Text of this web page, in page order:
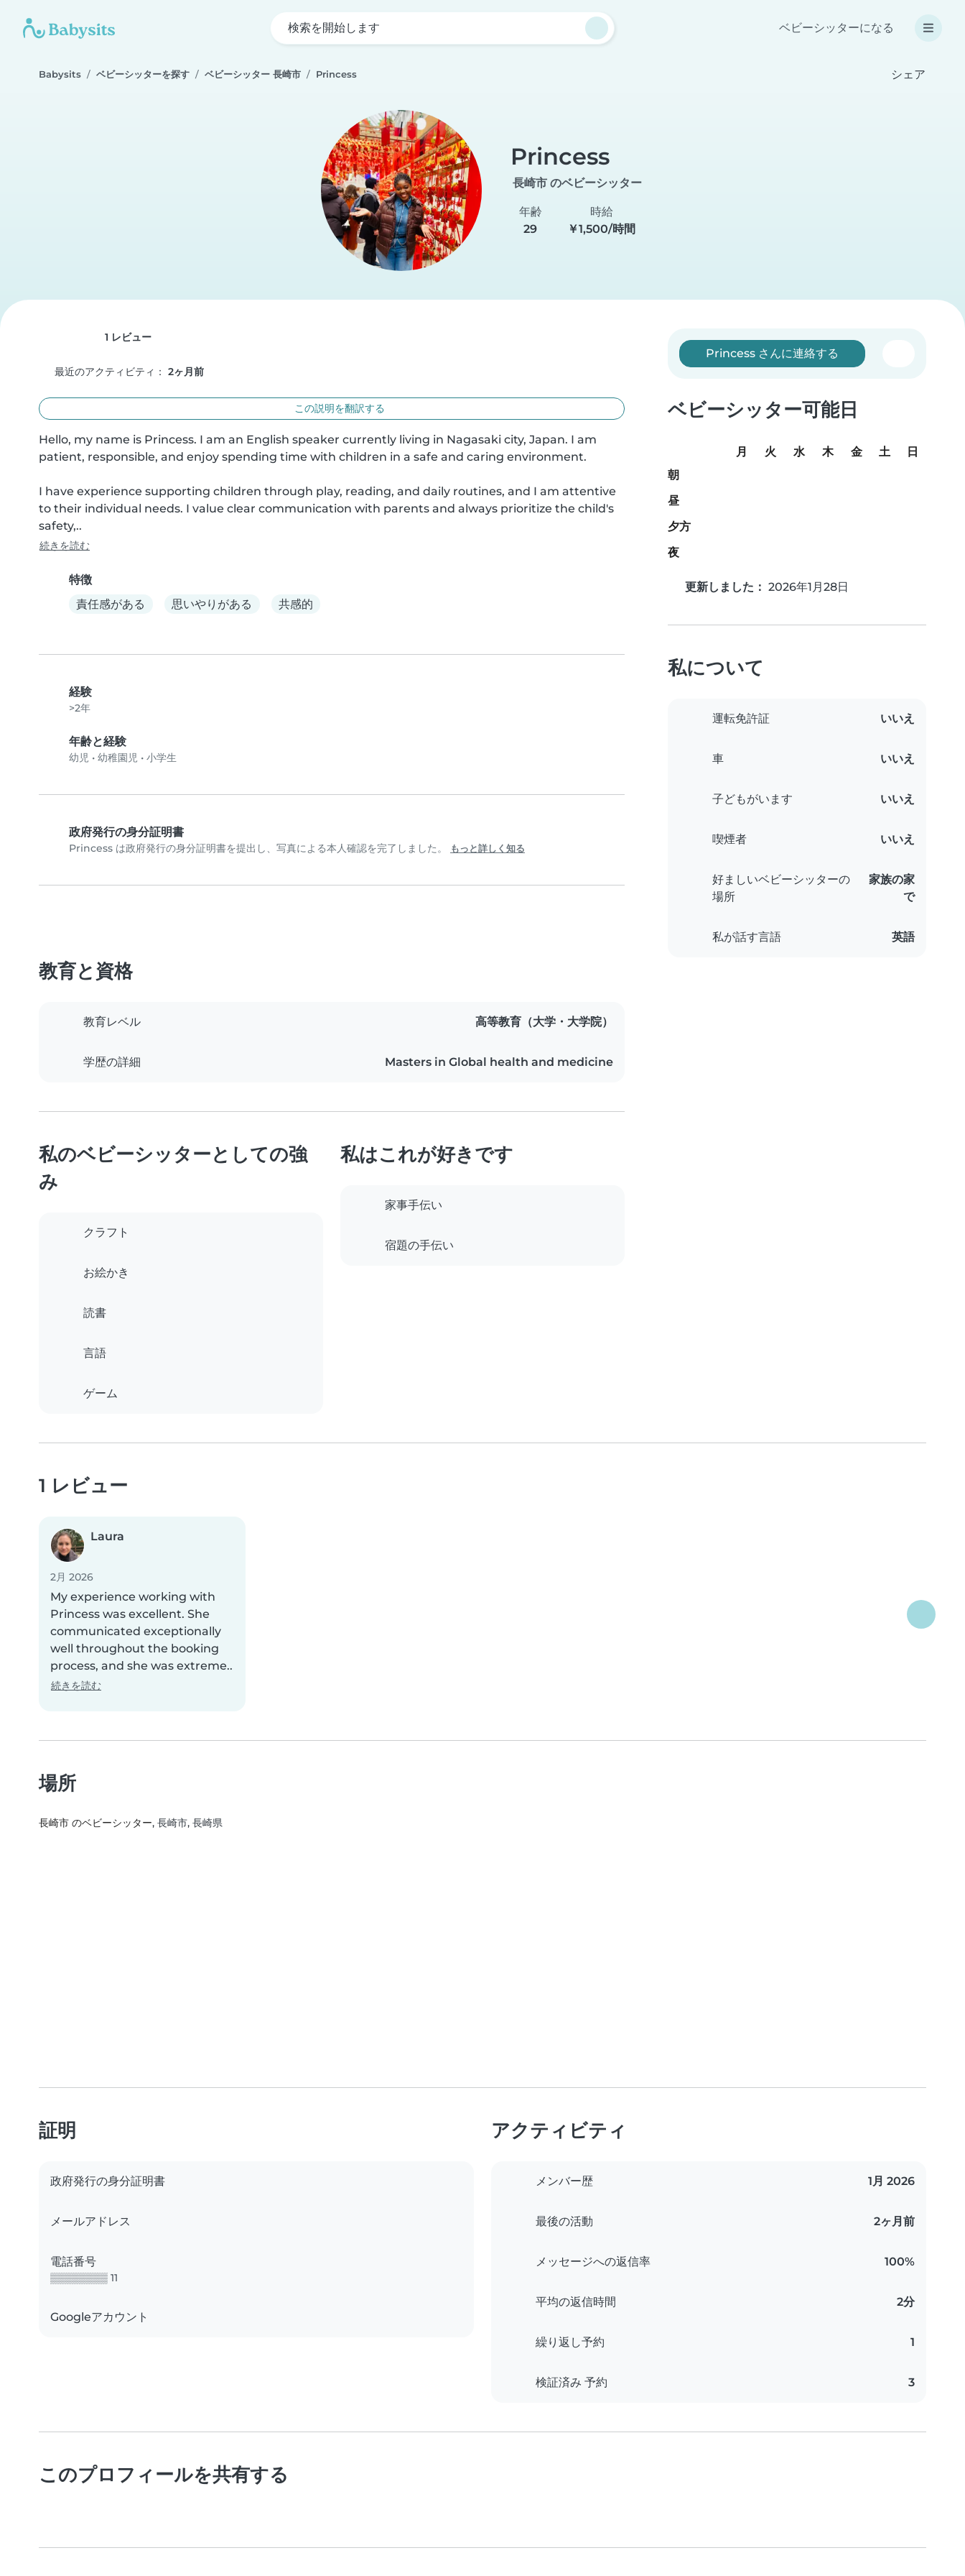
検索を開始します ベビーシッターになる
Babysits ベビーシッターを探す ベビーシッター 長崎市 Princess シェア
Princess
長崎市 のベビーシッター
年齢
29
時給
￥1,500/時間
1 レビュー
最近のアクティビティ： 2ヶ月前
この説明を翻訳する
Hello, my name is Princess. I am an English speaker currently living in Nagasaki city, Japan. I am
patient, responsible, and enjoy spending time with children in a safe and caring environment.
I have experience supporting children through play, reading, and daily routines, and I am attentive
to their individual needs. I value clear communication with parents and always prioritize the child's
safety,..
続きを読む
特徴
責任感がある
思いやりがある 共感的
経験
>2年
年齢と経験
幼児 • 幼稚園児 • 小学生
政府発行の身分証明書
Princess は政府発行の身分証明書を提出し、写真による本人確認を完了しました。 もっと詳しく知る
Princess さんに連絡する
ベビーシッター可能日
月 火 水 木 金 土
日
朝
昼
夕方
夜
更新しました： 2026年1月28日
私について
運転免許証 いいえ
車 いいえ
子どもがいます いいえ
喫煙者 いいえ
好ましいベビーシッターの
場所
家族の家
で
私が話す言語 英語
教育と資格
教育レベル 高等教育（大学・大学院）
学歴の詳細 Masters in Global health and medicine
私のベビーシッターとしての強
み
クラフト
お絵かき
読書
言語
ゲーム
私はこれが好きです
家事手伝い
宿題の手伝い
1 レビュー
Laura
2月 2026
My experience working with
Princess was excellent. She
communicated exceptionally
well throughout the booking
process, and she was extreme..
続きを読む
場所
長崎市 のベビーシッター, 長崎市, 長崎県
証明
政府発行の身分証明書
メールアドレス
電話番号
▒▒▒▒▒▒▒▒ 11
Googleアカウント
アクティビティ
メンバー歴 1月 2026
最後の活動 2ヶ月前
メッセージへの返信率 100%
平均の返信時間 2分
繰り返し予約 1
検証済み 予約 3
このプロフィールを共有する